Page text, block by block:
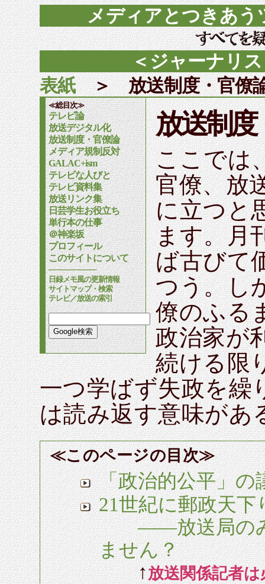
メディアとつきあう
＜ジャーナリ
表紙＞ 放送制度・官僚
≪総目次≫
テレビ論
放送デジタル化
放送制度・官僚論
メディア規制反対
GALAC+ism
テレビな人びと
テレビ資料集
放送リンク集
日芸学生お役立ち
単行本の仕事
＠神楽坂
プロフィール
このサイトについて
────────
日録メモ風の更新情報
サイトマップ・検索
テレビ／放送の索引
放送制度
ここでは
官僚、放
に立つと
ます。月
ば古びて
つう。し
僚のふる
政治家が
続ける限
一つ学ばず失政を繰
は読み返す意味があ
≪このページの目次≫
「政治的公平」の
21世紀に郵政天
――放送局のみ
ません？
↑放送関係記者